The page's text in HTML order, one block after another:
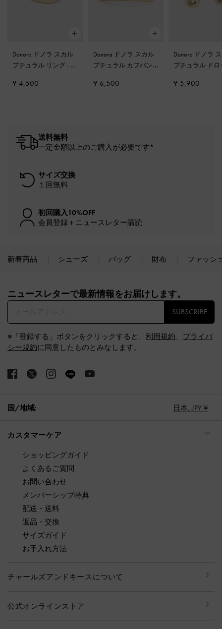
Donora ドノラ スカル
プチュラル リング- ゴ
¥ 4,500
Donora ドノラ スカル
プチュラル カフバン
¥ 6,500
Donora ドノラ スカル
プチュラル ドロ
¥ 5,900
送料無料
一定金額以上のご購入が必要です*
サイズ交換
１回無料
初回購入10%OFF
会員登録＋ニュースレター購読
新着商品 シューズ バッグ 財布 ファッシ
ニュースレターで最新情報をお届けします。​
SUBSCRIBE
※「登録する」ボタンをクリックすると、 利用規約、 プライバ
シー規約に同意したものとみなします。
国/地域: 日本, JPY ¥
カスタマーケア
ショッピングガイド
よくあるご質問
お問い合わせ
メンバーシップ特典
配送・送料
返品・交換
サイズガイド
お手入れ方法
チャールズアンドキースについて
公式オンラインストア